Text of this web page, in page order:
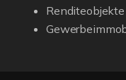
Renditeobjekte